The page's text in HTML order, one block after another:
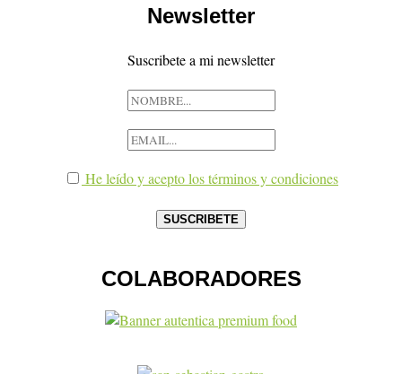
Newsletter
Suscribete a mi newsletter
He leído y acepto los términos y condiciones
COLABORADORES